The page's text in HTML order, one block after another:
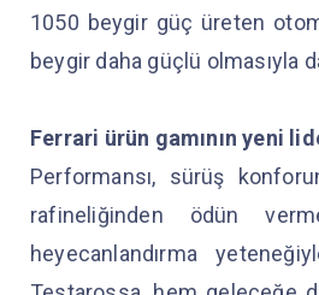
1050 beygir güç üreten
beygir daha güçlü olmasıyla
Ferrari ürün gamının yeni
Performansı, sürüş
rafineliğinden ödün
heyecanlandırma